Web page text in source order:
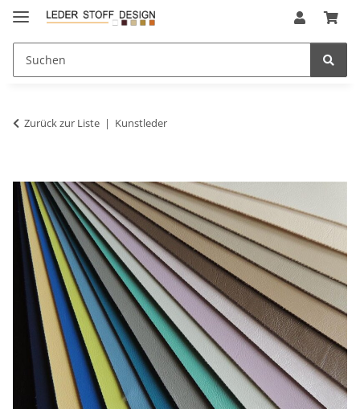
Zurück zur Liste Kunstleder